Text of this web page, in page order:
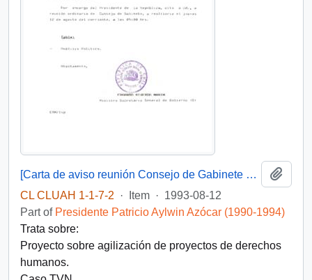
[Carta de aviso reunión Consejo de Gabinete y Acta de Gabinete 12-08-93]
CL CLUAH 1-1-7-2
· Item · 1993-08-12
Part of Presidente Patricio Aylwin Azócar (1990-1994)
Trata sobre:
Proyecto sobre agilización de proyectos de derechos
humanos.